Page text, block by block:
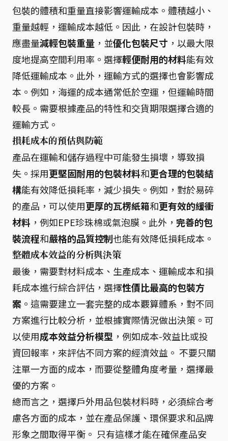
包裝的體積和重量直接影響運輸成本。體積越小、
重量越輕，運輸成本越低。因此，在設計包裝時，
應盡量減輕包裝重量 ，並優化包裝尺寸 ，以最大限
度地提高空間利用率。選擇輕便耐用的材料能有效
降低運輸成本。此外，運輸方式的選擇也會影響成
本。例如，海運的成本通常低於空運，但運輸時間
較長。需要根據產品的特性和交貨期限選擇合適的
運輸方式。
損耗成本的預估與防範
產品在運輸和儲存過程中可能發生損壞，導致損
失。採用更堅固耐用的包裝材料和更合理的包裝結
構能有效降低損耗率，減少損失。例如，對於易碎
的產品，可以使用更厚的瓦楞紙箱和更有效的緩衝
材料 ，例如EPE珍珠棉或氣泡膜。此外， 完善的包
裝流程和嚴格的品質控制也能有效降低損耗成本。
整體成本效益的分析與決策
最後，需要對材料成本、生產成本、運輸成本和損
耗成本進行綜合評估，選擇性價比最高的包裝方
案 。這需要建立一套完整的成本覈算體系，對不同
方案進行比較分析，並根據實際情況做出決策。可
以使用成本效益分析模型 ，例如成本-效益比或投
資回報率，來評估不同方案的經濟效益。 不要只關
注單一方面的成本，而要從整體角度考量，選擇最
優的方案。
總而言之，選擇戶外用品包裝材料時，必須綜合考
慮各方面的成本，並在產品保護、環保要求和品牌
形象之間取得平衡。 只有這樣才能在確保產品安